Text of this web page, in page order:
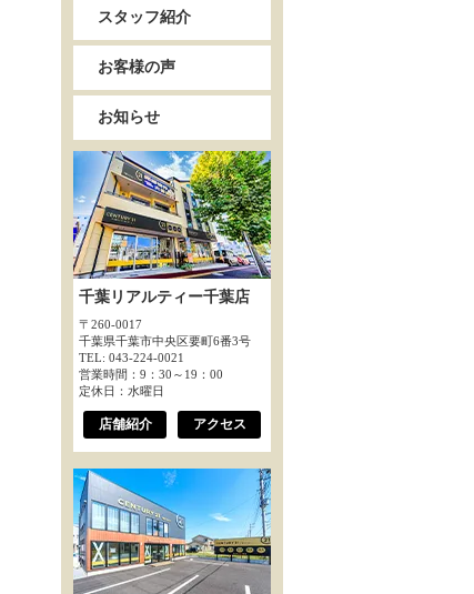
スタッフ紹介
お客様の声
お知らせ
千葉リアルティー千葉店
〒260-0017
千葉県千葉市中央区要町6番3号
TEL: 043-224-0021
営業時間：9：30～19：00
定休日：水曜日
店舗紹介 アクセス